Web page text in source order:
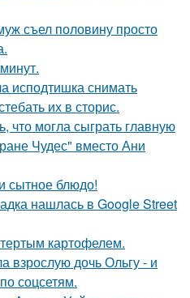
съел половину просто
исподтишка снимать
их в сторис.
что могла сыграть главную
Чудес" вместо Ани
сытное блюдо!
нашлась в Google Street
картофелем.
взрослую дочь Ольгу - и
соцсетям.